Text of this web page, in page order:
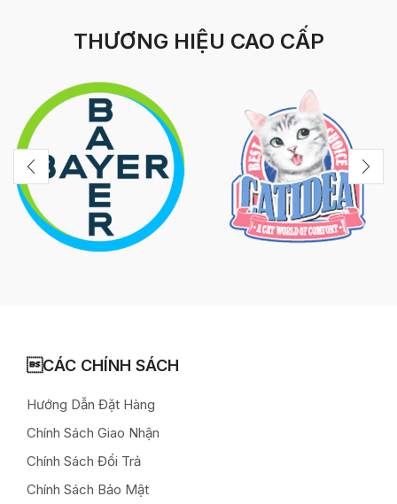
THƯƠNG HIỆU CAO CẤP
CÁC CHÍNH SÁCH
Hướng Dẫn Đặt Hàng
Chính Sách Giao Nhận
Chính Sách Đổi Trả
Chính Sách Bảo Mật